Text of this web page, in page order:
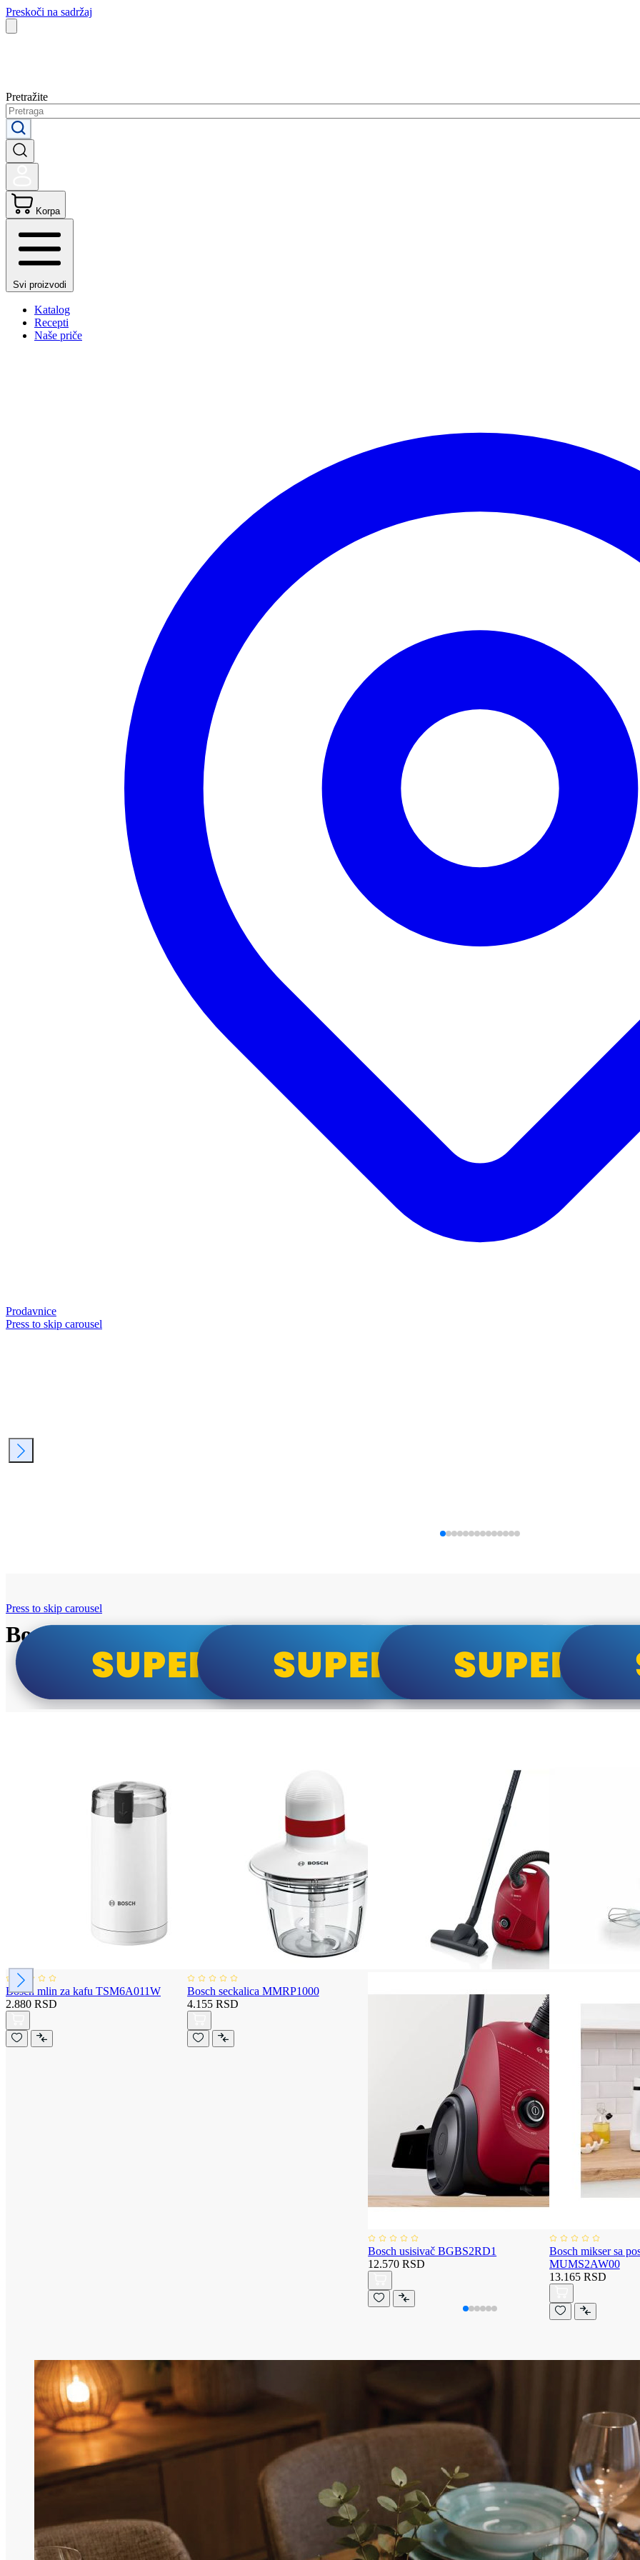
Preskoči na sadržaj
Pretražite
Korpa
Svi proizvodi
Katalog
Recepti
Naše priče
Prodavnice
Press to skip carousel
Bosch super cene
Press to skip carousel
Bosch mlin za kafu TSM6A011W
2.880 RSD
Bosch seckalica MMRP1000
4.155 RSD
Bosch usisivač BGBS2RD1
12.570 RSD
Bosch mikser sa
MUMS2AW00
13.165 RSD